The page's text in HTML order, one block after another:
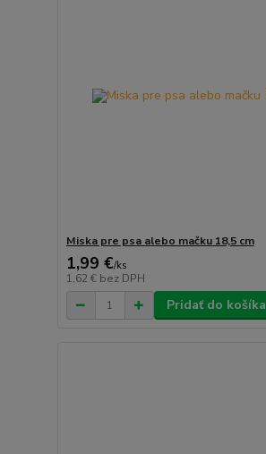
Miska pre psa alebo mačku 18,5 cm
1,99 €/ks
1,62 € bez DPH
Pridať do košíka